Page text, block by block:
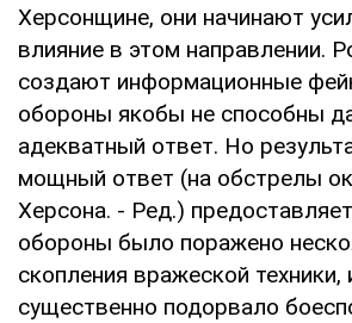
Херсонщине, они начинают
влияние в этом направлении.
создают информационные
обороны якобы не способны
адекватный ответ. Но
мощный ответ (на обстрелы
Херсона. - Ред.)
обороны было поражено
скопления вражеской техники,
существенно подорвало